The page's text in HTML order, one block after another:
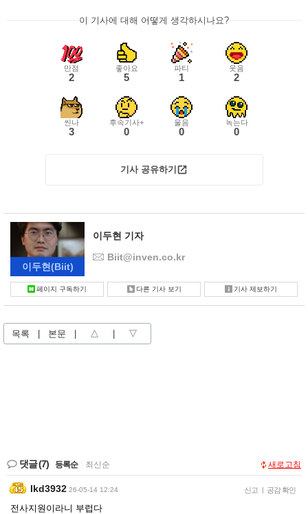
이 기사에 대해 어떻게 생각하시나요?
만점
2
좋아요
5
파티
1
웃음
2
씬나
3
후속기사+
0
울음
0
녹는다
0
기사 공유하기
이두현(Biit)
이두현 기자
Biit@inven.co.kr
페이지 구독하기 다른 기사 보기 기사 제보하기
목록 | 본문 | △ | ▽
댓글(7) 등록순 최신순 새로고침
Ikd3932 26-05-14 12:24 신고 | 공감 확인
전사지원이라니 부럽다